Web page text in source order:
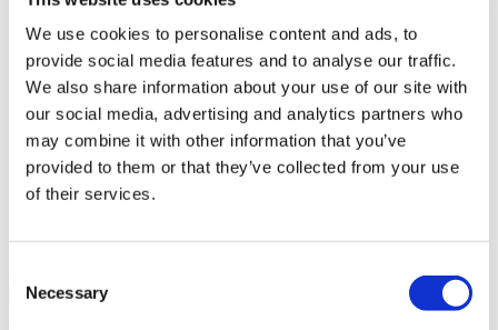
We use cookies to personalise content and ads, to
provide social media features and to analyse our traffic.
We also share information about your use of our site with
our social media, advertising and analytics partners who
may combine it with other information that you’ve
provided to them or that they’ve collected from your use
of their services.
Selection
Necessary
Estethica Atasehir
Groupe Médical Acibadem
DentGroup Maslak
Hôpital Medical Park Gaziosmanpasa